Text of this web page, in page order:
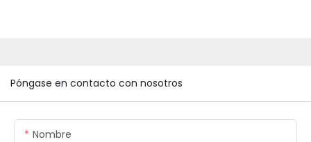
Póngase en contacto con nosotros
Nombre